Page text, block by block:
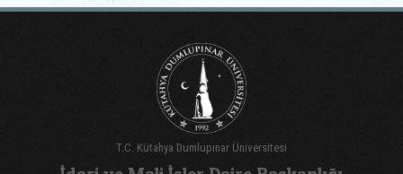
T.C. Kütahya Dumlupınar Üniversitesi